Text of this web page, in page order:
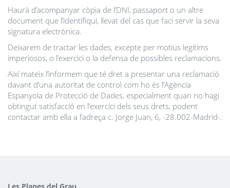
Haurà d’acompanyar còpia de l’DNI, passaport o un altre
document que l’identifiqui, llevat del cas que faci servir la seva
signatura electrònica.
Deixarem de tractar les dades, excepte per motius legítims
imperiosos, o l’exercici o la defensa de possibles reclamacions.
Així mateix l’informem que té dret a presentar una reclamació
davant d’una autoritat de control com ho és l’Agència
Espanyola de Protecció de Dades, especialment quan no hagi
obtingut satisfacció en l’exercici dels seus drets, podent
contactar amb ella a l’adreça c. Jorge Juan, 6, -28.002-Madrid-.